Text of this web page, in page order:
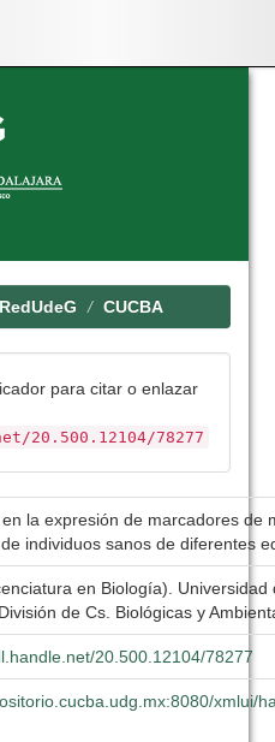
CUCBA
para citar o enlazar
20.500.12104/78277
la expresión de marcadores de
individuos sanos de diferentes
en Biología). Universidad
de Cs. Biológicas y
20.500.12104/78277
xmlui/